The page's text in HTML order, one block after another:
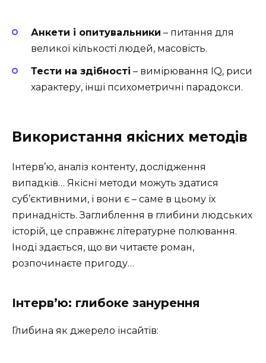
Анкети і опитувальники – питання для
великої кількості людей, масовість.
Тести на здібності – вимірювання IQ, риси
характеру, інші психометричні парадокси.
Використання якісних методів
Інтерв’ю, аналіз контенту, дослідження
випадків… Якісні методи можуть здатися
суб’єктивними, і вони є – саме в цьому їх
принадність. Заглиблення в глибини людських
історій, це справжнє літературне полювання.
Іноді здається, що ви читаєте роман,
розпочинаєте пригоду…
Інтерв’ю: глибоке занурення
Глибина як джерело інсайтів: